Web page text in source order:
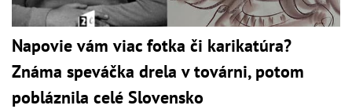
Napovie vám viac fotka či karikatúra?
Známa speváčka drela v továrni, potom
pobláznila celé Slovensko